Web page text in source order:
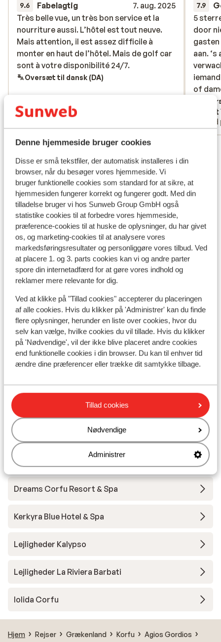
Denne hjemmeside bruger cookies
Disse er små tekstfiler, der automatisk installeres i din
browser, når du besøger vores hjemmeside. Vi
bruger funktionelle cookies som standard for at sikre, at
hjemmesiden fungerer korrekt og fungerer godt. Med din
tilladelse bruger vi hos Sunweb Group GmbH også
statistike cookies til at forbedre vores hjemmeside,
præference-cookies til at huske de oplysninger, du har givet
os, og marketing-cookies til at analysere vores
markedsføringsresultater og personliggøre vores tilbud. Ved
at placere 1. og 3. parts cookies kan vi og andre parter
spore din internetadfærd for at gøre vores indhold og
reklamer mere relevante for dig.
Ved at klikke på "Tillad cookies" accepterer du placeringen
af alle cookies. Hvis du klikker på 'Administrer' kan du finde
flere oplysninger, herunder en liste over cookies, hvor du
selv kan vælge, hvilke cookies du vil tillade. Hvis du klikker
på 'Nødvendige', vil der ikke blive placeret andre cookies
end funktionelle cookies i din browser. Du kan til enhver tid
ændre dine præferencer eller trække dit samtykke tilbage.
Tillad cookies
Nødvendige
Administrer
9.6 Fabelagtig
7. aug. 2025
Très belle vue, un très bon service et la
nourriture aussi. L’hôtel est tout neuve.
Mais attention, il est assez difficile à
monter en haut de l’hôtel. Mais de golf car
sont à votre disponibilité 24/7.
Très belle vue, un très bon service et la
nourriture aussi. L’hôtel est tout neuve.
Mais attention, il est assez difficile à
monter en haut de l’hôtel. Mais de golf car
sont à votre disponibilité 24/7.
Oversæt til dansk (DA)
Anonym
7.9
5
door
aan.
of
5
door
aan.
of
Se alle 8 anmeldelser
Andre overnatningssteder i Korfu
The Olivar Suites
Rossis Beach Hotel
Lejligheder Dionisos
Lejligheder Ippocrates
Ikos Dassia
Hotel Atlantica Grand Mediterraneo -
voksenhotel
Aeolos Beach Resort
Lejlighedshotel Acharavi Beach
Angsana Corfu
Dreams Corfu Resort & Spa
Kerkyra Blue Hotel & Spa
Lejligheder Kalypso
Lejligheder La Riviera Barbati
Iolida Corfu
Hjem Rejser Grækenland Korfu
Agios Gordios